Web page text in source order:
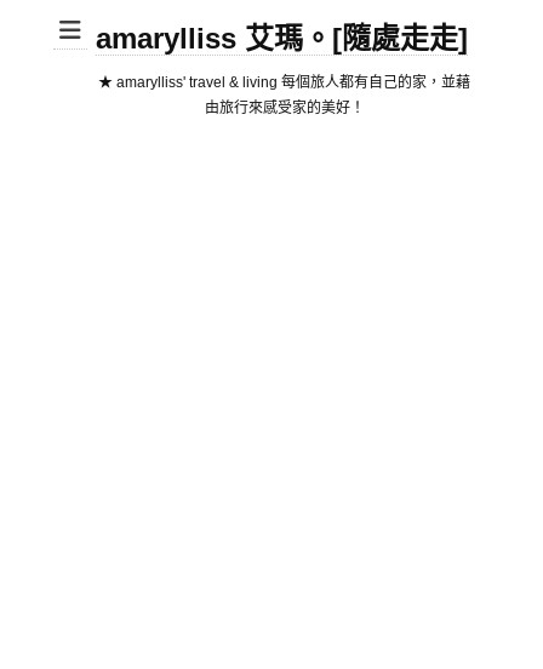
amarylliss 艾瑪。[隨處走走]
★ amarylliss' travel & living 每個旅人都有自己的家，並藉
由旅行來感受家的美好！